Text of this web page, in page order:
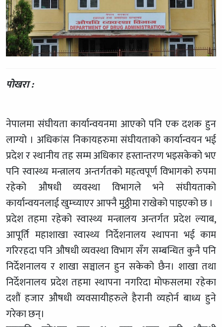
पोखरा :
नेपालमा संघीयता कार्यान्वयनमा आएको पनि एक दशक हुन
लाग्यो । अधिकांस निकायहरुमा संघीयताको कार्यान्वयन भई
प्रदेश र स्थानीय तह सम्म अधिकार हस्तान्तरण भइसकेको भए
पनि स्वास्थ्य मन्त्रालय अन्तर्गतको महत्वपूर्ण विभागको रुपमा
रहेको औषधी व्यवस्था विभागले भने संघीयताको
कार्यान्वयनलाई खुम्च्याएर आफ्नै मुठ्ठीमा राखेको पाइएको छ ।
प्रदेश तहमा रहेको स्वास्थ्य मन्त्रालय अन्तर्गत प्रदेश ल्याब,
आपूर्ति महाशाखा स्वास्थ्य निर्देशनालय स्थापना भई काम
गरिरहदा पनि औषधी व्यवस्था विभाग सँग सम्बन्धित कुनै पनि
निर्देशनालय र शाखा सञ्चालन हुन सकेको छैन। शाखा तथा
निर्देशनालय प्रदेश तहमा स्थापना नगरिदा मोफसलमा रहेका
दशौं हजार औषधी व्यवसायीहरुले हैरानी व्यहोर्न बाध्य हुने
गरेका छन्।